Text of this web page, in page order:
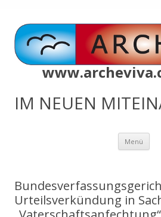
IM NEUEN
Menü Zum
Urteilsverkündung in